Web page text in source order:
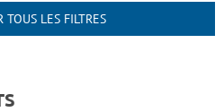
TOUS LES FILTRES